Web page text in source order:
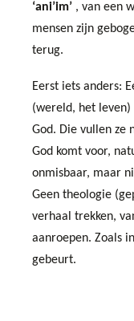
‘ani’im’ , van een
mensen zijn
terug.
Eerst iets anders:
(wereld, het leven)
God. Die vullen ze
God komt voor,
onmisbaar, maar
Geen theologie
verhaal trekken,
aanroepen. Zoals
gebeurt.